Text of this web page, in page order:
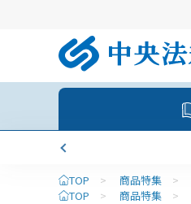
TOP > 商品特集 >
TOP
> 商品特集 >